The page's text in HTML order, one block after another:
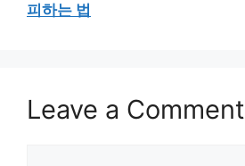
피하는 법
Leave a Comment